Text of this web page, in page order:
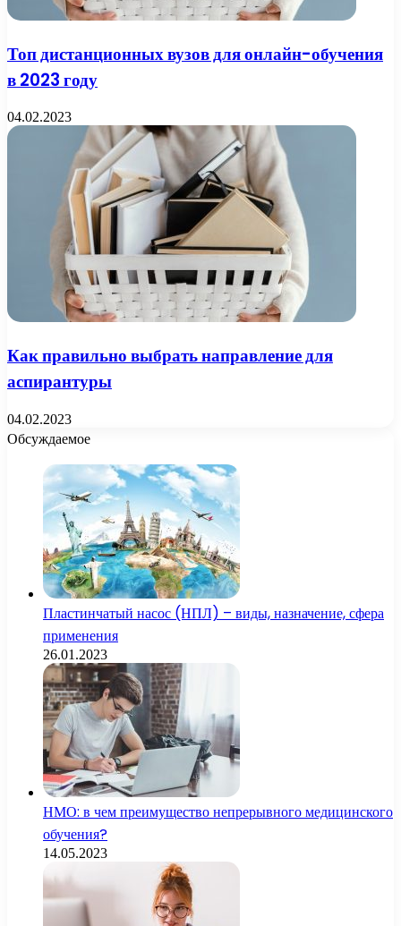
Топ дистанционных вузов для онлайн-обучения
в 2023 году
04.02.2023
Как правильно выбрать направление для
аспирантуры
04.02.2023
Обсуждаемое
Пластинчатый насос (НПЛ) – виды, назначение, сфера
применения
26.01.2023
НМО: в чем преимущество непрерывного медицинского
обучения?
14.05.2023